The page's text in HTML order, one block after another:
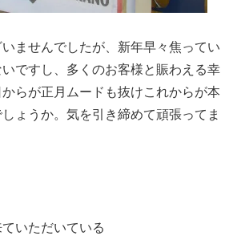
ませんでしたが、新年早々焦ってい
ですし、多くのお客様と賑わえる幸
らが正月ムードも抜けこれからが本
ょうか。気を引き締めて頑張ってま
いただいている